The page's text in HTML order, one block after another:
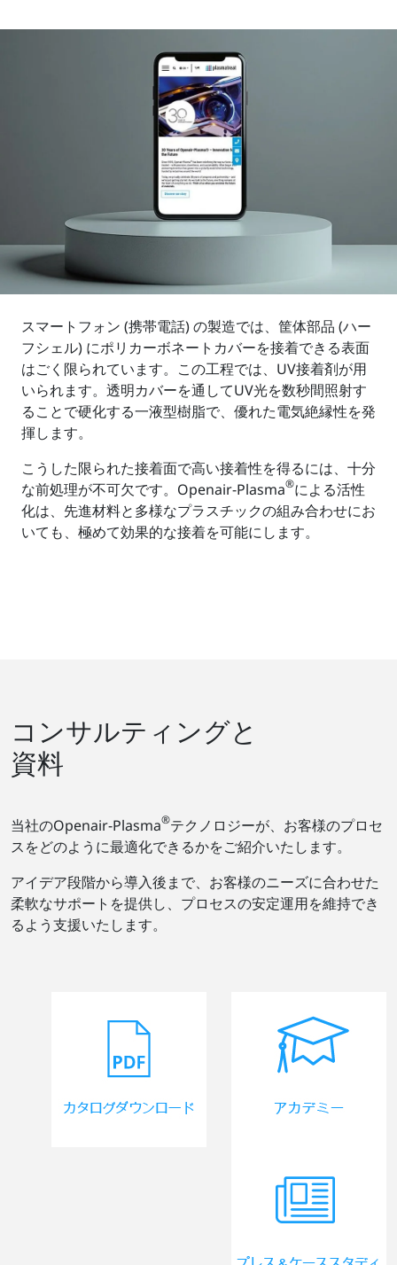
スマートフォン (携帯電話) の製造では、筐体部品 (ハー
フシェル) にポリカーボネートカバーを接着できる表面
はごく限られています。この工程では、UV接着剤が用
いられます。透明カバーを通してUV光を数秒間照射す
ることで硬化する一液型樹脂で、優れた電気絶縁性を発
揮します。
こうした限られた接着面で高い接着性を得るには、十分
な前処理が不可欠です。Openair-Plasma®による活性
化は、先進材料と多様なプラスチックの組み合わせにお
いても、極めて効果的な接着を可能にします。
コンサルティングと
資料
当社のOpenair-Plasma®テクノロジーが、お客様のプロセ
スをどのように最適化できるかをご紹介いたします。
アイデア段階から導入後まで、お客様のニーズに合わせた
柔軟なサポートを提供し、プロセスの安定運用を維持でき
るよう支援いたします。